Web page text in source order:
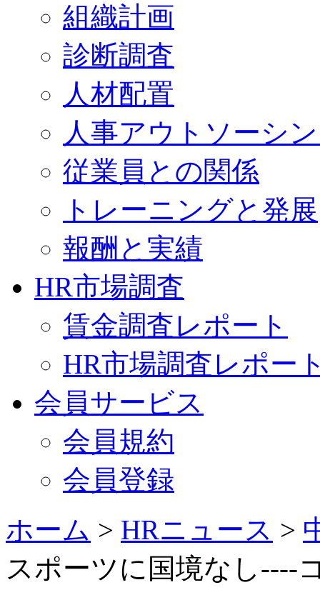
組織計画
診断調査
人材配置
人事アウトソーシ
従業員との関係
トレーニングと発展
報酬と実績
HR市場調査
賃金調査レポート
HR市場調査レポー
会員サービス
会員規約
会員登録
ホーム > HRニュース >
スポーツに国境なし----